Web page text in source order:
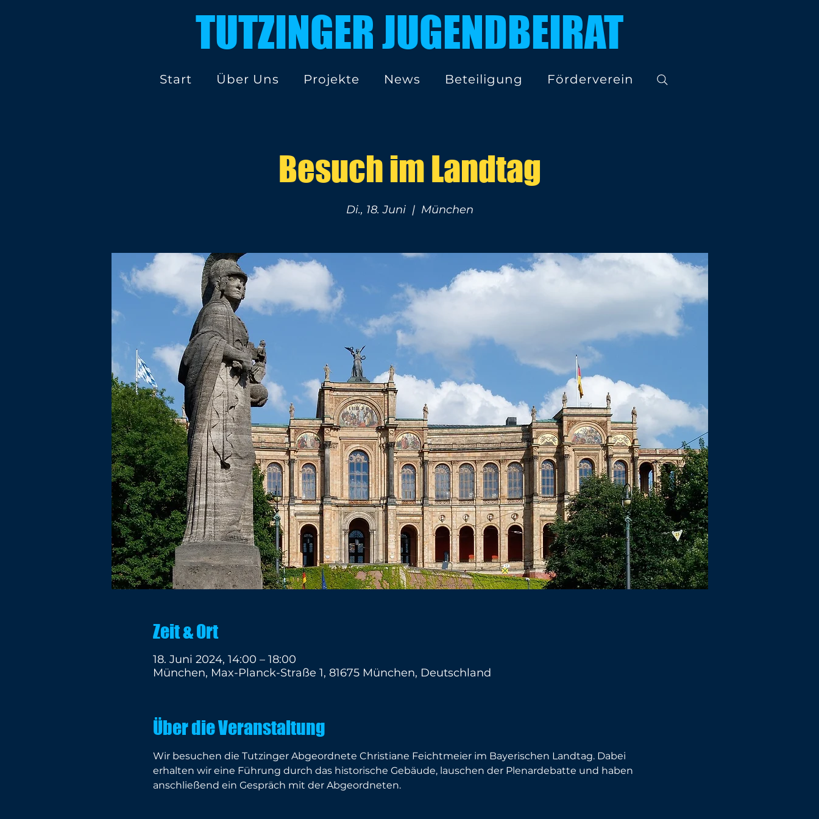
TUTZINGER JUGENDBEIRAT
Start Über Uns Projekte News Beteiligung Förderverein
Besuch im Landtag
Di., 18. Juni
  |
München
Zeit & Ort
18. Juni 2024, 14:00 – 18:00
München, Max-Planck-Straße 1, 81675 München, Deutschland
Über die Veranstaltung
Wir besuchen die Tutzinger Abgeordnete Christiane Feichtmeier im Bayerischen Landtag. Dabei
erhalten wir eine Führung durch das historische Gebäude, lauschen der Plenardebatte und haben
anschließend ein Gespräch mit der Abgeordneten.